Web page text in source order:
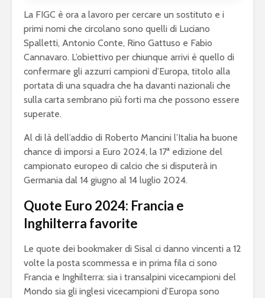
La FIGC è ora a lavoro per cercare un sostituto e i
primi nomi che circolano sono quelli di Luciano
Spalletti, Antonio Conte, Rino Gattuso e Fabio
Cannavaro. L’obiettivo per chiunque arrivi è quello di
confermare gli azzurri campioni d’Europa, titolo alla
portata di una squadra che ha davanti nazionali che
sulla carta sembrano più forti ma che possono essere
superate.
Al di là dell’addio di Roberto Mancini l’Italia ha buone
chance di imporsi a Euro 2024, la 17ª edizione del
campionato europeo di calcio che si disputerà in
Germania dal 14 giugno al 14 luglio 2024.
Quote Euro 2024: Francia e
Inghilterra favorite
Le quote dei bookmaker di Sisal ci danno vincenti a 12
volte la posta scommessa e in prima fila ci sono
Francia e Inghilterra: sia i transalpini vicecampioni del
Mondo sia gli inglesi vicecampioni d’Europa sono